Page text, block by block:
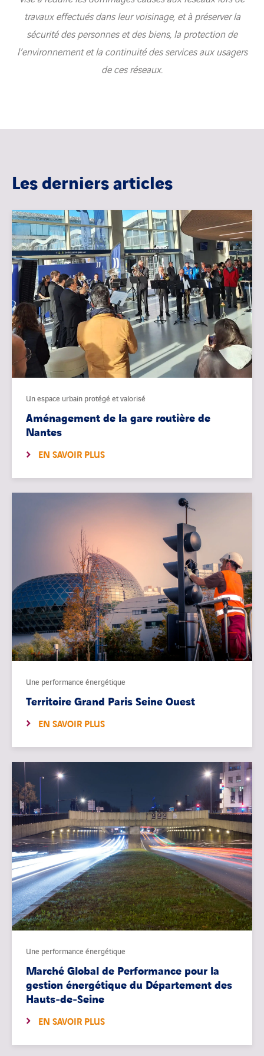
travaux effectués dans leur voisinage, et à préserver la
sécurité des personnes et des biens, la protection de
l’environnement et la continuité des services aux usagers
de ces réseaux.
Les derniers articles
Un espace urbain protégé et valorisé
Aménagement de la gare routière de
Nantes
EN SAVOIR PLUS
Une performance énergétique
Territoire Grand Paris Seine Ouest
EN SAVOIR PLUS
Une performance énergétique
Marché Global de Performance pour la
gestion énergétique du Département des
Hauts-de-Seine
EN SAVOIR PLUS